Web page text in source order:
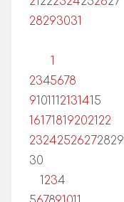
28293031
1
2345678
9101112131415
161718192021 22
23242526272829
30
1 234